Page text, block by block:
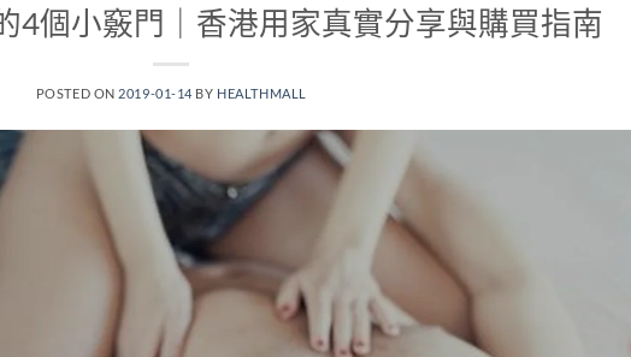
4個小竅門｜香港用家真實分享與購買指南
POSTED ON 2019-01-14 BY HEALTHMALL